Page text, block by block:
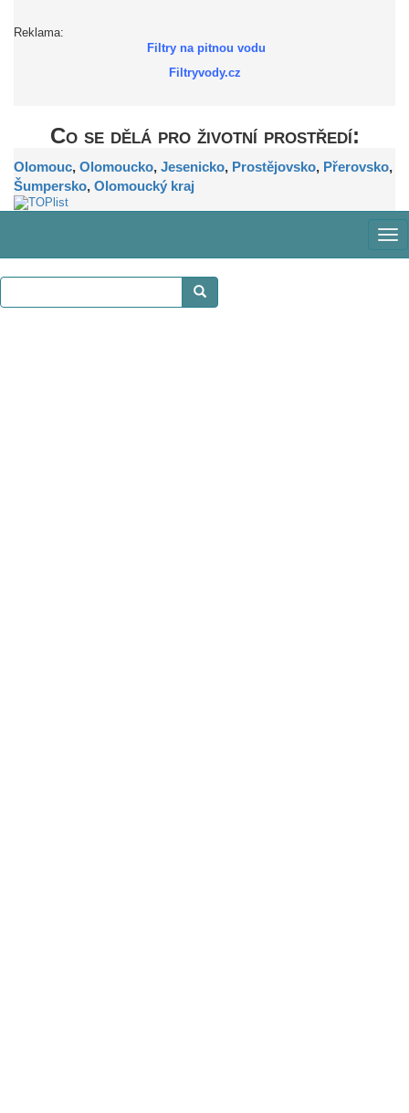
Reklama:
Filtry na pitnou vodu
Filtryvody.cz
Co se dělá pro životní prostředí:
Olomouc, Olomoucko, Jesenicko, Prostějovsko, Přerovsko,
Šumpersko, Olomoucký kraj